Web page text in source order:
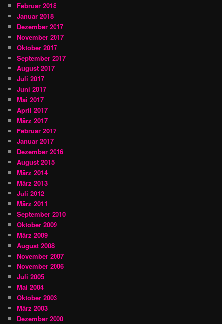
Februar 2018
Januar 2018
Dezember 2017
November 2017
Oktober 2017
September 2017
August 2017
Juli 2017
Juni 2017
Mai 2017
April 2017
März 2017
Februar 2017
Januar 2017
Dezember 2016
August 2015
März 2014
März 2013
Juli 2012
März 2011
September 2010
Oktober 2009
März 2009
August 2008
November 2007
November 2006
Juli 2005
Mai 2004
Oktober 2003
März 2003
Dezember 2000